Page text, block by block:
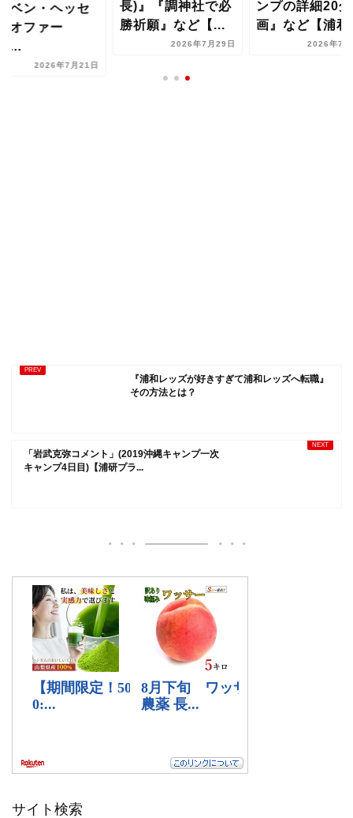
ベン・ヘッセ
オファー
...
2026年7月21日
長)』『調神社で必
勝祈願』など【...
2026年7月29日
ンプの詳細20
画』など【浦和
2026年7
『浦和レッズが好きすぎて浦和レッズへ転職』
その方法とは？
「岩武克弥コメント」(2019沖縄キャンプ一次
キャンプ4日目)【浦研プラ...
サイト検索